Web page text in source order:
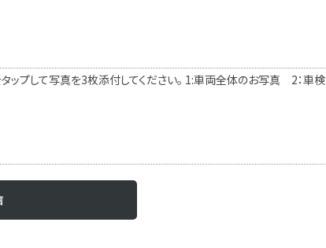
プして写真を3枚添付してください。 1:車両全体のお写真 2：車